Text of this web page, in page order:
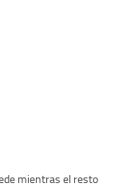
mientras el resto